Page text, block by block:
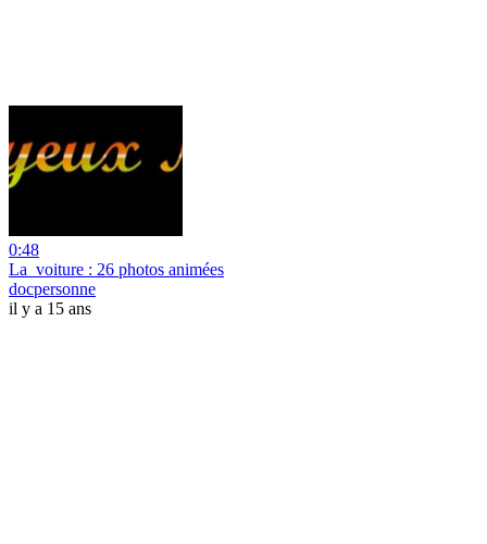
0:48
La_voiture : 26 photos animées
docpersonne
il y a 15 ans